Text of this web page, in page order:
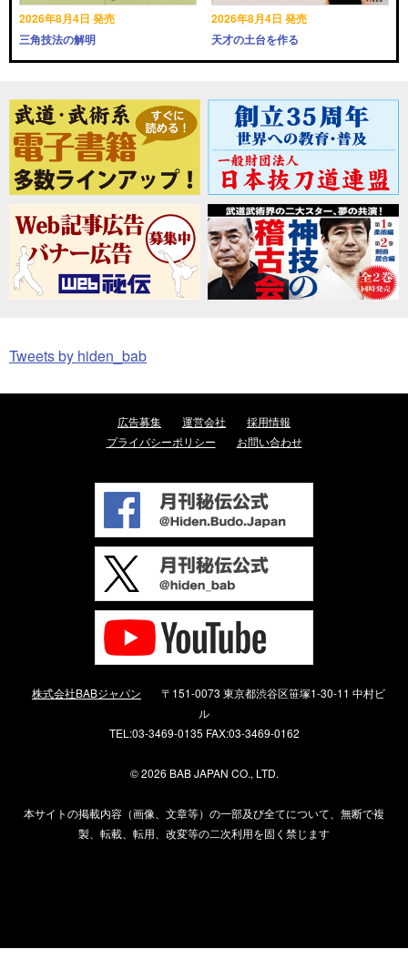
2026年8月4日 発売
三角技法の解明
2026年8月4日 発売
天才の土台を作る
Tweets by hiden_bab
広告募集 運営会社
採用情報
プライバシーポリシー
お問い合わせ
株式会社BABジャパン
〒151-0073 東京都渋谷区笹塚1-30-11 中村ビ
ル
TEL:03-3469-0135 FAX:03-3469-0162
©2026 BAB JAPAN CO., LTD.
本サイトの掲載内容（画像、文章等）の一部及び全てについて、無断で複
製、転載、転用、改変等の二次利用を固く禁じます